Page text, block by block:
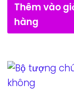
Thêm vào
hàng